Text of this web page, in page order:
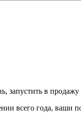
запустить в
всего года,